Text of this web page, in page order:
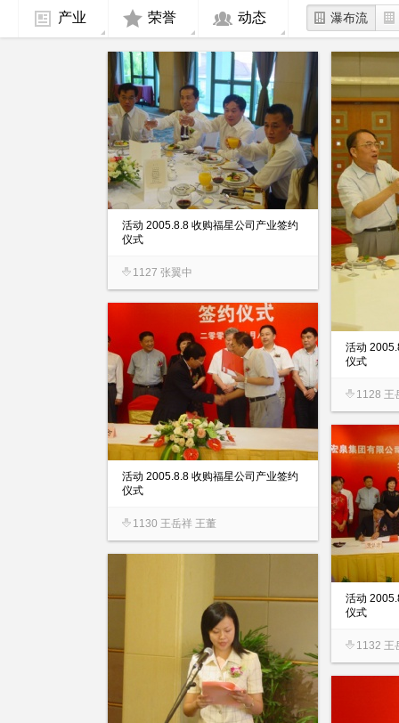
产业 荣誉 动态 瀑布流
活动 2005.8.8 收购福星公司产业签约
仪式
1127 张翼中
活动
仪式
1128 王
活动 2005.8.8 收购福星公司产业签约
仪式
1130 王岳祥 王董
活动
仪式
1132 王